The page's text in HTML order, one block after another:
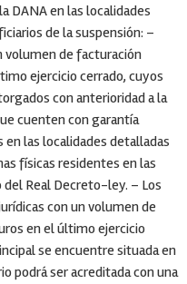
DANA en las localidades
de la suspensión: –
volumen de facturación
ejercicio cerrado, cuyos
con anterioridad a la
cuenten con garantía
las localidades detalladas
físicas residentes en las
Real Decreto-ley. – Los
con un volumen de
en el último ejercicio
se encuentre situada en
podrá ser acreditada con una